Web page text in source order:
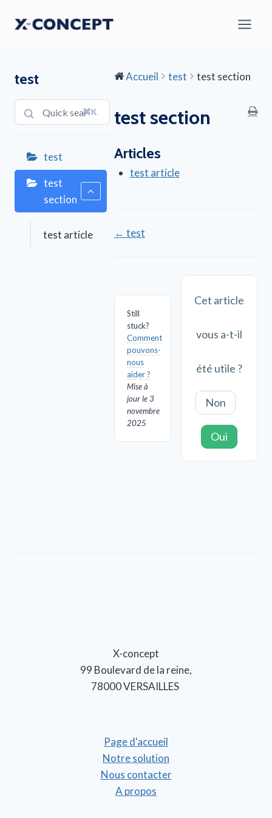
test
⌘K
test
test
section
test article
Accueil test test section
test section
Articles
test article
Navigation
← test
Still
stuck?
Comment
pouvons-
nous
aider ?
Mise à
jour le 3
novembre
2025
Cet article
vous a-t-il
été utile ?
Non
Oui
X-concept
99 Boulevard de la reine,
78000 VERSAILLES
Page d'accueil
Notre solution
Nous contacter
A propos